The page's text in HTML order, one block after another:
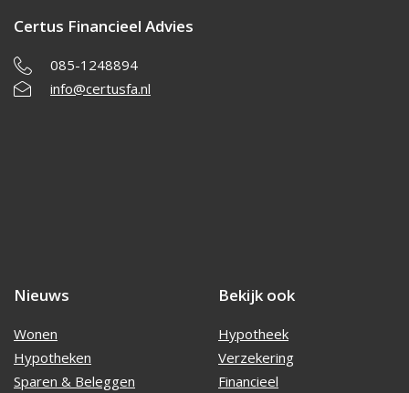
Certus Financieel Advies
085-1248894
info@certusfa.nl
Nieuws
Wonen
Hypotheken
Sparen & Beleggen
Bekijk ook
Hypotheek
Verzekering
Financieel